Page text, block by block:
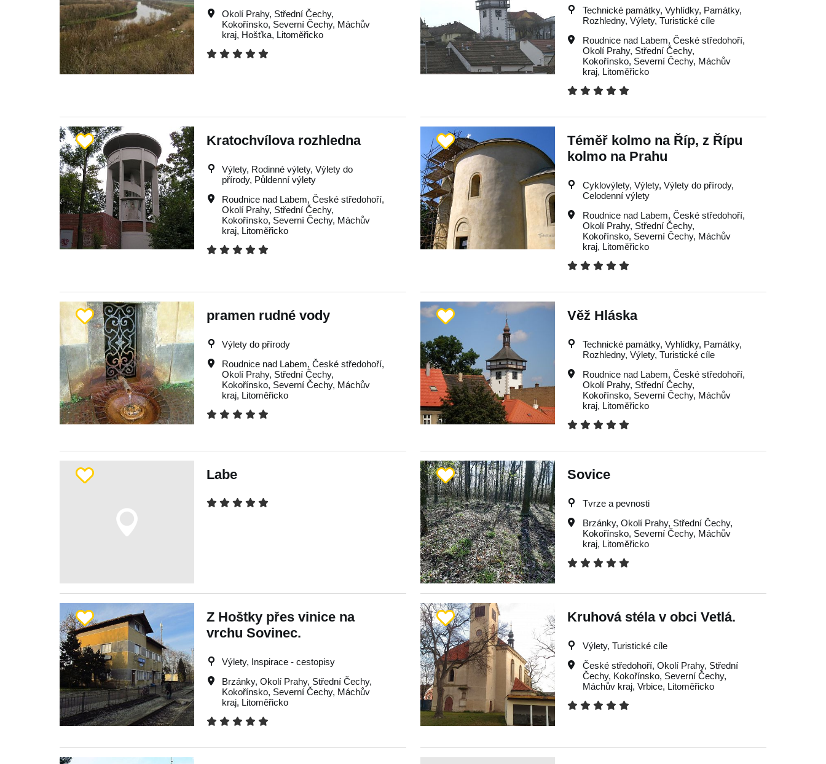
Okolí Prahy, Střední Čechy,
Kokořínsko, Severní Čechy, Máchův
kraj, Hošťka, Litoměřicko
Technické památky, Vyhlídky, Památky,
Rozhledny, Výlety, Turistické cíle
Roudnice nad Labem, České středohoří,
Okolí Prahy, Střední Čechy,
Kokořínsko, Severní Čechy, Máchův
kraj, Litoměřicko
Kratochvílova rozhledna
Výlety, Rodinné výlety, Výlety do
přírody, Půldenní výlety
Roudnice nad Labem,České středohoří,
Okolí Prahy, Střední Čechy,
Kokořínsko, Severní Čechy, Máchův
kraj, Litoměřicko
Téměř kolmo na Říp, z Řípu
kolmo na Prahu
Cyklovýlety, Výlety, Výlety do přírody,
Celodenní výlety
Roudnice nad Labem, České středohoří,
Okolí Prahy, Střední Čechy,
Kokořínsko, Severní Čechy, Máchův
kraj, Litoměřicko
pramen rudné vody
Výlety do přírody
Roudnice nad Labem,České středohoří,
Okolí Prahy, Střední Čechy,
Kokořínsko, Severní Čechy, Máchův
kraj, Litoměřicko
Věž Hláska
Technické památky, Vyhlídky, Památky,
Rozhledny, Výlety, Turistické cíle
Roudnice nad Labem, České středohoří,
Okolí Prahy, Střední Čechy,
Kokořínsko, Severní Čechy, Máchův
kraj, Litoměřicko
Labe Sovice
Tvrze a pevnosti
Brzánky, Okolí Prahy, Střední Čechy,
Kokořínsko, Severní Čechy, Máchův
kraj, Litoměřicko
Z Hoštky přes vinice na
vrchu Sovinec.
Výlety, Inspirace - cestopisy
Brzánky,Okolí Prahy, Střední Čechy,
Kokořínsko, Severní Čechy, Máchův
kraj, Litoměřicko
Kruhová stéla v obci Vetlá.
Výlety, Turistické cíle
České středohoří, Okolí Prahy, Střední
Čechy, Kokořínsko, Severní Čechy,
Máchův kraj, Vrbice, Litoměřicko